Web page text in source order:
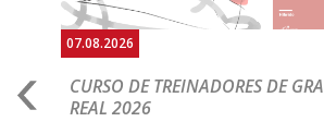
07.08.2026
CURSO DE TREINADORES DE
REAL 2026